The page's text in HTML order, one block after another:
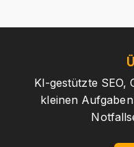
KI-gestützte SEO,
kleinen